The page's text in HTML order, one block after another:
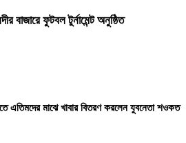
বাজারে ফুটবল টুর্নামেন্ট অনুষ্ঠিত
এতিমদের মাঝে খাবার বিতরণ করলেন যুবনেতা শওকত